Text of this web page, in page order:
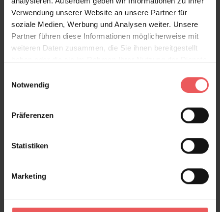
Verwendung unserer Website an unsere Partner für
soziale Medien, Werbung und Analysen weiter. Unsere
Partner führen diese Informationen möglicherweise mit
weiteren Daten zusammen, die Sie ihnen bereitgestellt
Notwendig
Präferenzen
Statistiken
Marketing
Versand & Zahlung
Bewertungen
FAQ Teilen!
Sie haben Fragen zum Produkt?
Varianten